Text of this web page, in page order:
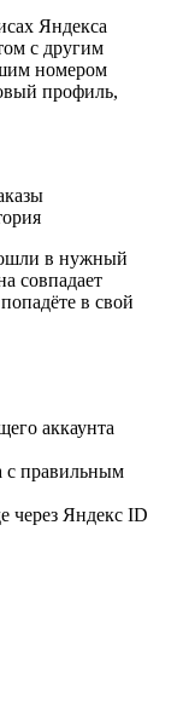
Яндекса
с другим
номером
профиль,
в нужный
совпадает
в свой
аккаунта
с правильным
через Яндекс ID